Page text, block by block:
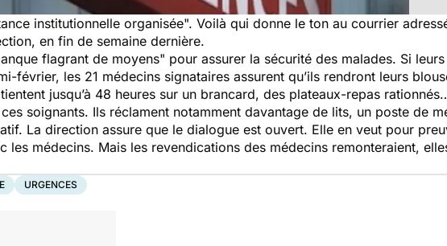
institutionnelle organisée". Voilà qui donne le ton au courrier
en fin de semaine dernière.
flagrant de moyens" pour assurer la sécurité des malades. Si
février, les 21 médecins signataires assurent qu’ils rendront leurs
jusqu’à 48 heures sur un brancard, des plateaux-repas
soignants. Ils réclament notamment davantage de lits, un poste de
La direction assure que le dialogue est ouvert. Elle en veut pour
les médecins. Mais les revendications des médecins remonteraient,
URGENCES